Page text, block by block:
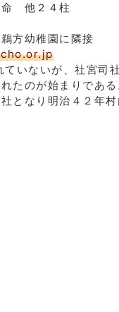
命 他２４柱
方幼稚園に隣接
いないが、社宮司
たのが始まりであ
となり明治４２年